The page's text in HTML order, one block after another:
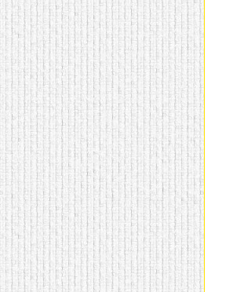
домашнем использовании.
Эта мебель имеет
некоторые преимущества
перед той же стенкой для
гостиной, к примеру,
поскольку она более
легкая и не загромождает
пространство. В спальне
этот предмет можно
поставить у изголовья
кровати, чтобы заполнить
пустующее там
место.
Также стеллажи
очень часто используют в
качестве разграничителей
комнаты, например, на
рабочую зону и
пространство для отдыха.
Особенно это актуально
для однокомнатных
квартир.